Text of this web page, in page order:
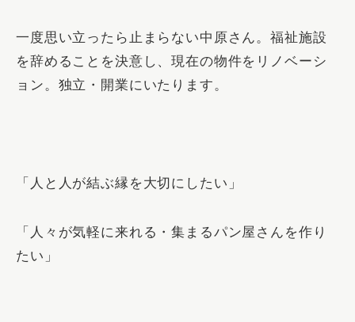
一度思い立ったら止まらない中原さん。福祉施設
を辞めることを決意し、現在の物件をリノベーシ
ョン。独立・開業にいたります。
「 人と人が結ぶ縁を大切にしたい 」
「 人々が気軽に来れる・集まるパン屋さんを作り
たい 」